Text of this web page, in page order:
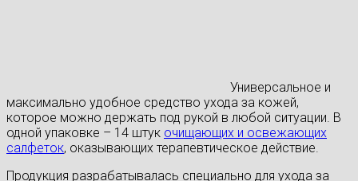
Универсальное и
максимально удобное средство ухода за кожей,
которое можно держать под рукой в любой ситуации. В
одной упаковке – 14 штук очищающих и освежающих
салфеток, оказывающих терапевтическое действие.
Продукция разрабатывалась специально для ухода за